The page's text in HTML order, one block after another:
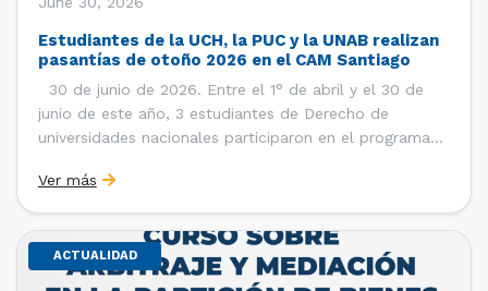
Estudiantes de la UCH, la PUC y la UNAB realizan
pasantías de otoño 2026 en el CAM Santiago
30 de junio de 2026. Entre el 1° de abril y el 30 de
junio de este año, 3 estudiantes de Derecho de
universidades nacionales participaron en el programa
de la Cámara de Comercio de Santiago (CCS). Así, se
realizaron […]
Ver más
ACTUALIDAD